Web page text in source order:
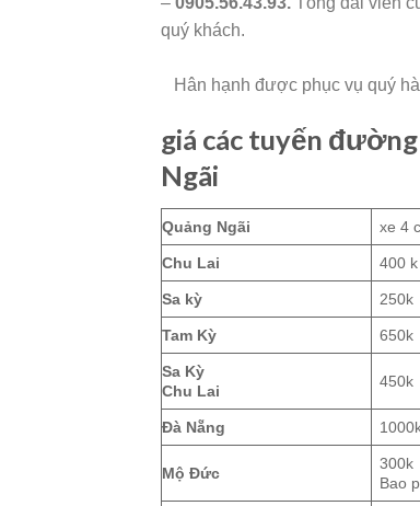
quý khách.
Hân hạnh được phục vụ quý
giá các tuyến
Ngãi
Quảng Ngãi xe 4
Chu Lai 400 k
Sa kỳ 250k
Tam Kỳ 650k
Sa Kỳ
Chu Lai
450k
Đà Nẵng
Mộ Đức
300k
Bao